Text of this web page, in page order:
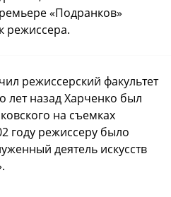
«Подранков»
режиссера.
режиссерский факультет
лет назад Харченко был
на съемках
году режиссеру было
деятель искусств